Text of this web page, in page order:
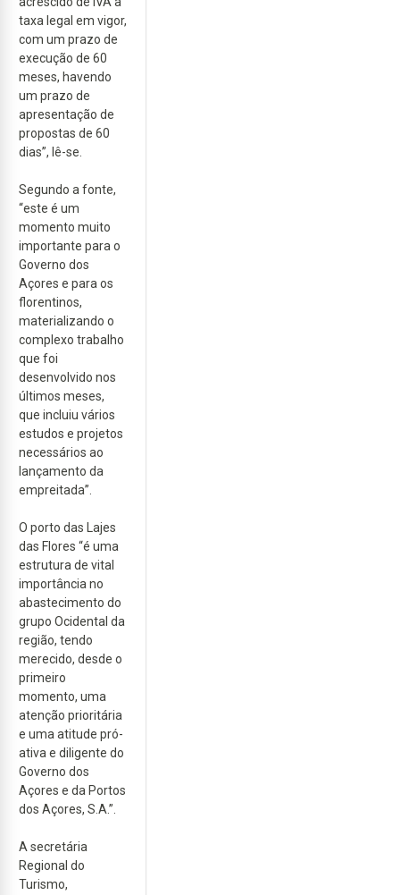
taxa legal em vigor,
com um prazo de
execução de 60
meses, havendo
um prazo de
apresentação de
propostas de 60
dias”, lê-se.
Segundo a fonte,
“este é um
momento muito
importante para o
Governo dos
Açores e para os
florentinos,
materializando o
complexo trabalho
que foi
desenvolvido nos
últimos meses,
que incluiu vários
estudos e projetos
necessários ao
lançamento da
empreitada”.
O porto das Lajes
das Flores “é uma
estrutura de vital
importância no
abastecimento do
grupo Ocidental da
região, tendo
merecido, desde o
primeiro
momento, uma
atenção prioritária
e uma atitude pró-
ativa e diligente do
Governo dos
Açores e da Portos
dos Açores, S.A.”.
A secretária
Regional do
Turismo,